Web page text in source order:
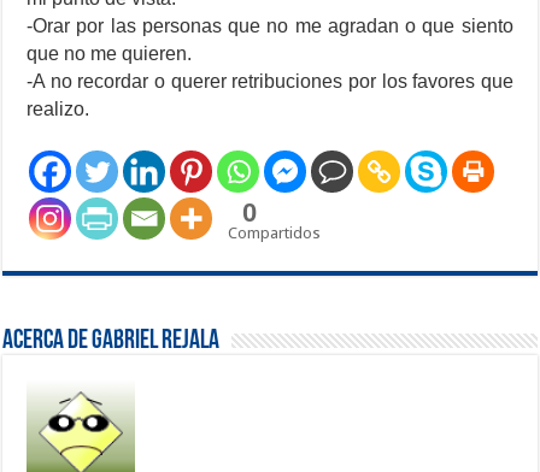
-Orar por las personas que no me agradan o que siento
que no me quieren.
-A no recordar o querer retribuciones por los favores que
realizo.
0
Compartidos
Acerca de Gabriel Rejala